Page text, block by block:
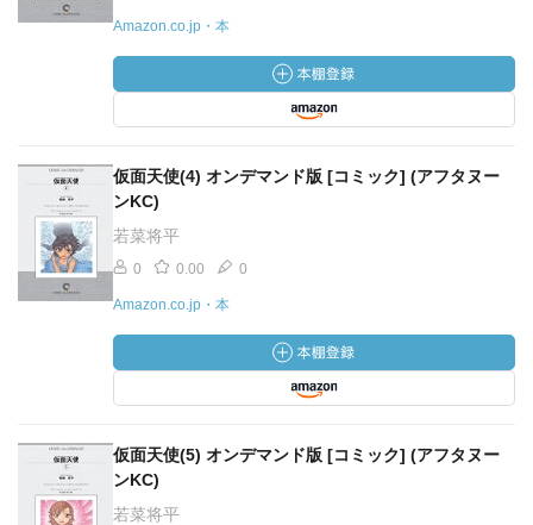
Amazon.co.jp・本
仮面天使(4) オンデマンド版 [コミック] (アフタヌー
ンKC)
若菜将平
0 0.00 0
Amazon.co.jp・本
仮面天使(5) オンデマンド版 [コミック] (アフタヌー
ンKC)
若菜将平